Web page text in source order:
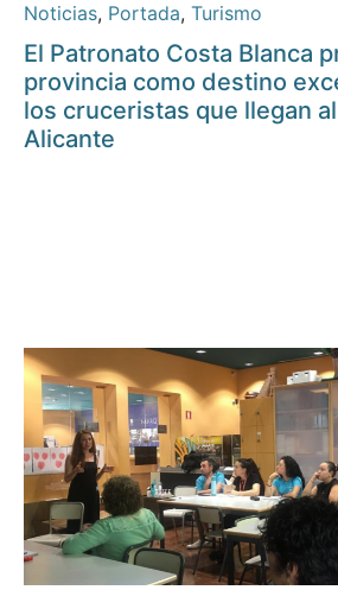
Noticias, Portada, Turismo
El Patronato Costa Blanca
provincia como destino
los cruceristas que llegan
Alicante